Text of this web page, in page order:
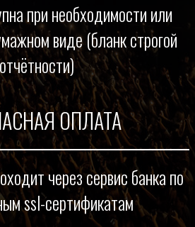
при необходимости или
виде (бланк строгой
отчётности)
ОПЛАТА
через сервис банка по
ssl-сертификатам